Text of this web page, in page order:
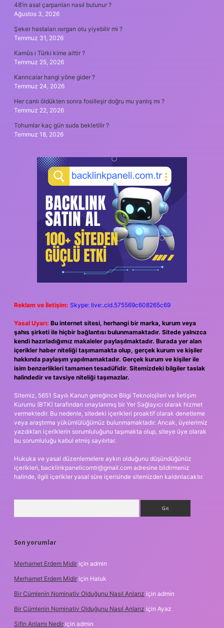
48’in asal çarpanları nasıl bulunur ?
Ağustos 3, 2026
Şeker hastaları ısırgan otu yiyebilir mi ?
Temmuz 31, 2026
Kamûs ı Türki kime aittir ?
Temmuz 25, 2026
Karıncalar hangi yöne gider ?
Temmuz 24, 2026
Her canlı öldükten sonra fosilleşir doğru mu yanlış mı ?
Temmuz 22, 2026
Tohumlar kaç gün suda bekletilir ?
Temmuz 18, 2026
Reklam ve İletişim: Skype: live:.cid.575569c608265c69
Yasal Uyarı: Bu internet sitesi, herhangi bir marka, kurum veya
şahıs şirketi ile hiçbir bağlantısı bulunmamaktadır. Sitede yalnızca
kendi hazırladığımız makaleler paylaşılmaktadır. Burada yer alan
içerikler haber niteliği taşımamakta olup, gerçek kurum ve kişiler
hakkında paylaşım yapılmamaktadır. Gerçek kurum ve kişiler ile
isim benzerlikleri tamamen tesadüfidir. Sitemizdeki bilgiler taslak
halindedir ve tavsiye niteliği taşımazlar.
Sitemiz, 5651 Sayılı Kanun gereğince Bilgi Teknolojileri ve İletişim
Kurumu (BTK) tarafından onaylanmış bir Yer Sağlayıcı olarak hizmet
vermektedir. Bu nedenle, sitedeki içerikleri proaktif olarak denetleme
veya araştırma yükümlülüğümüz bulunmamaktadır. Ancak, üyelerimiz
yazdıkları içeriklerin sorumluluğunu taşımakta olup, siteye üye olarak
bu sorumluluğu kabul etmiş sayılırlar.
Hukuka ve yasal düzenlemelere aykırı olduğunu düşündüğünüz
içerikleri, backlinkpanelicomtr@gmail.com adresine bildirmeniz
halinde, ilgili içerikler yasal süre içerisinde sitemizden kaldırılacaktır.
Son yorumlar
Merhamet Erdem Midir için admin
Merhamet Erdem Midir için Haluk
Bir Cümlenin Nominativ Olduğunu Nasıl Anlarız için admin
Bir Cümlenin Nominativ Olduğunu Nasıl Anlarız için Ayaz
Sifin Anlamı Nedir için admin